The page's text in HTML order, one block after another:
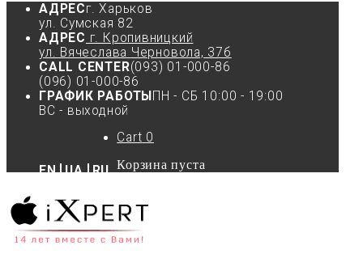
АДРЕСг. Харьков
ул. Сумская 82
АДРЕС г. Кропивницкий
ул. Вячеслава Черновола, 37б
CALL CENTER(093) 01-000-86
(096) 01-000-86
ГРАФИК РАБОТЫ ПН - СБ 10:00 - 19:00
ВС - выходной
EN UA RU
Cart 0
Корзина пуста